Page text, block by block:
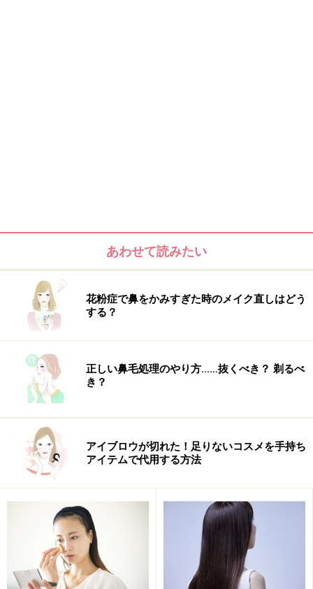
イクはその逆。シミやくすみなどを完璧にカバーし、フ
ァンデーションのなめらかなツヤ感で完璧に作りこみま
す。肌できちんと感を出すと上品で大人っぽい印象にな
ります。
チークや唇は血色感を生かしたカラーをON。顔の中に存
在しない色は極力使わないのもポイントです。日本人の
あわせて読みたい
花粉症で鼻をかみすぎた時のメイク直しはどう
する？
正しい鼻毛処理のやり方……抜くべき？ 剃るべ
き？
アイブロウが切れた！足りないコスメを手持ち
アイテムで代用する方法